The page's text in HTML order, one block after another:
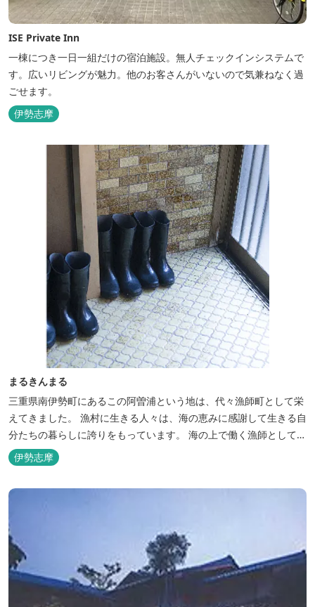
ISE Private Inn
一棟につき一日一組だけの宿泊施設。無人チェックインシステムで
す。広いリビングが魅力。他のお客さんがいないので気兼ねなく過
ごせます。
伊勢志摩
まるきんまる
三重県南伊勢町にあるこの阿曽浦という地は、代々漁師町として栄
えてきました。 漁村に生きる人々は、海の恵みに感謝して生きる自
分たちの暮らしに誇りをもっています。 海の上で働く漁師として、
自然とのかかわりを次世代につなぐ役割を果たすためにゲストハウ
スを始めました。 当ゲストハウスは一棟貸しです。 二階建ての一
伊勢志摩